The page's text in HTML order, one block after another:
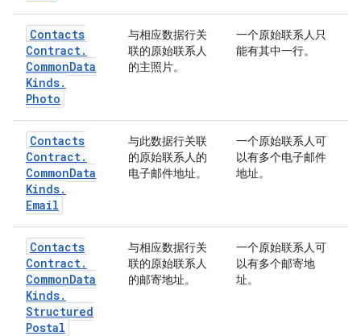
Contacts
Contract.
CommonData
Kinds.
Photo
与相应数据行关
联的原始联系人
的主照片。
一个原始联系人只
能有其中一行。
Contacts
Contract.
CommonData
Kinds.
Email
与此数据行关联
的原始联系人的
电子邮件地址。
一个原始联系人可
以有多个电子邮件
地址。
Contacts
Contract.
CommonData
Kinds.
Structured
Postal
与相应数据行关
联的原始联系人
的邮寄地址。
一个原始联系人可
以有多个邮寄地
址。